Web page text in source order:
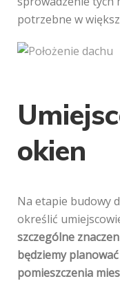
potrzebne w
okien
Na etapie budowy
określić
szczególne
będziemy
pomieszczenia